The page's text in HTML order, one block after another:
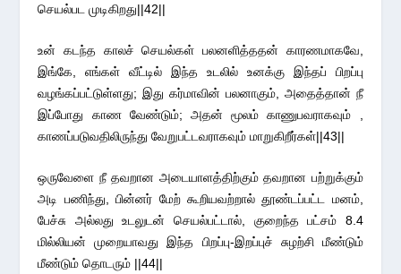
செயல்பட முடிகிறது||42||
உன் கடந்த காலச் செயல்கள் பலனளித்ததன் காரணமாகவே,
இங்கே, எங்கள் வீட்டில் இந்த உடலில் உனக்கு இந்தப் பிறப்பு
வழங்கப்பட்டுள்ளது; இது கர்மாவின் பலனாகும், அதைத்தான் நீ
இப்போது காண வேண்டும்; அதன் மூலம் காணுபவராகவும் ,
காணப்படுவதிலிருந்து வேறுபட்டவராகவும் மாறுகிறீர்கள்||43||
ஒருவேளை நீ தவறான அடையாளத்திற்கும் தவறான பற்றுக்கும்
அடி பணிந்து, பின்னர் மேற் கூறியவற்றால் தூண்டப்பட்ட மனம்,
பேச்சு அல்லது உடலுடன் செயல்பட்டால், குறைந்த பட்சம் 8.4
மில்லியன் முறையாவது இந்த பிறப்பு-இறப்புச் சுழற்சி மீண்டும்
மீண்டும் தொடரும் ||44||